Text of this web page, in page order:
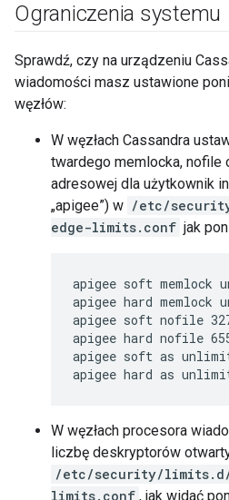
Ograniczenia systemu
Sprawdź, czy na urządzeniu
wiadomości masz ustawione
węzłów:
W węzłach Cassandra
twardego memlocka, nofile
adresowej dla użytkownik
„apigee”) w /etc/
edge-limits.conf jak
apigee soft memlock
apigee hard memlock
apigee soft nofile
apigee hard nofile
apigee soft as
apigee hard as
W węzłach procesora
liczbę deskryptorów
/etc/security/limits.d/
limits.conf , jak widać